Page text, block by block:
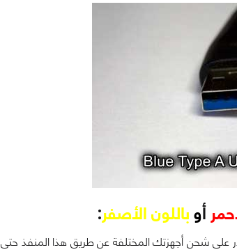
أو باللون الأصفر:
على شحن أجهزتك المختلفة عن طريق هذا المنفذ